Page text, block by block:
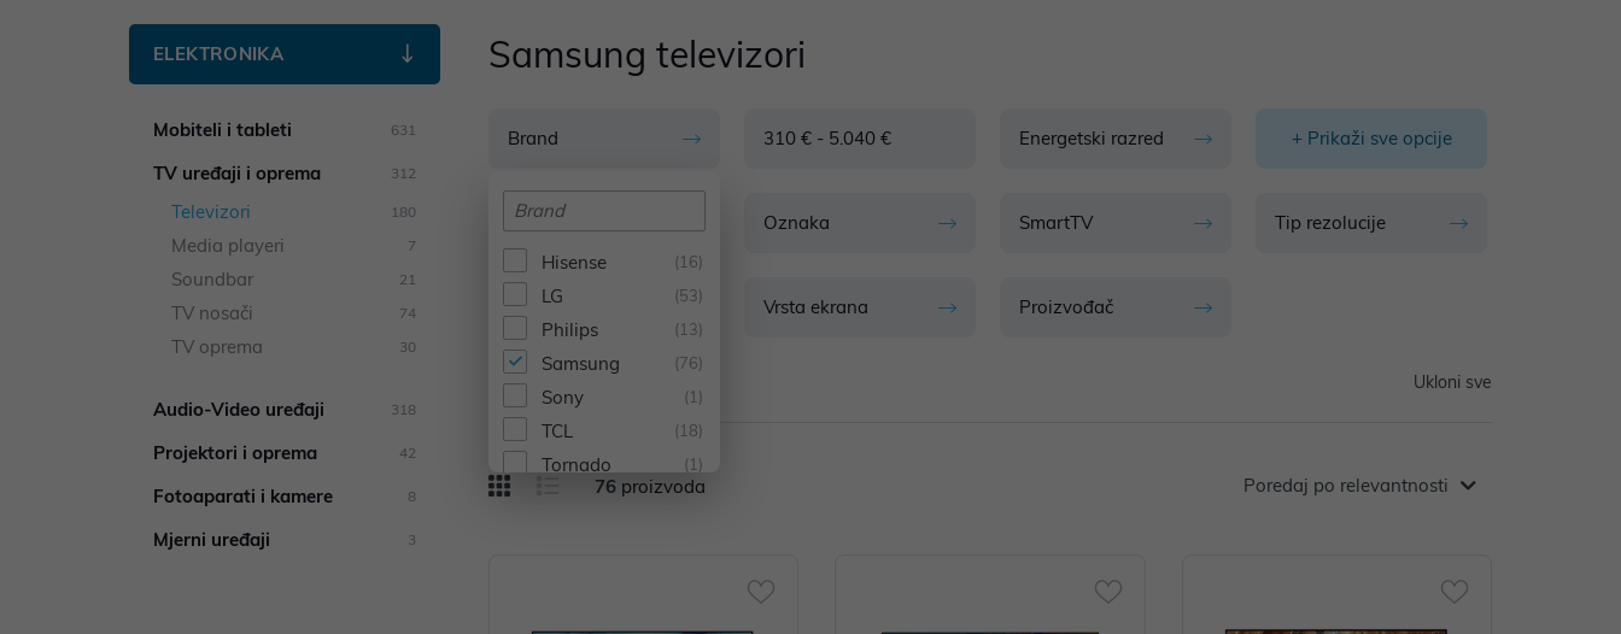
ELEKTRONIKA
Mobiteli i tableti 631
TV uređaji i oprema 312
Televizori 180
Media playeri 7
Soundbar 21
TV nosači 74
TV oprema 30
Audio-Video uređaji 318
Projektori i oprema 42
Fotoaparati i kamere 8
Mjerni uređaji 3
Samsung televizori
Brand
Hisense (16)
LG (53)
Philips (13)
Samsung (76)
Sony (1)
TCL (18)
Tornado (1)
Xiaomi (2)
310 € - 5.040 € Energetski razred + Prikaži sve opcije
Operativni sustav Oznaka SmartTV Tip rezolucije
Veličina zaslona. Vrsta ekrana Proizvođač
Brand: Samsung Ukloni sve
76 proizvoda Poredaj po relevantnosti